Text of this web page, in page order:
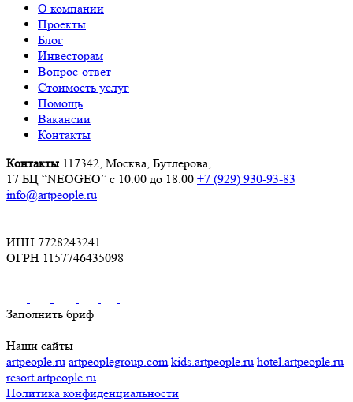
О компании
Проекты
Блог
Инвесторам
Вопрос-ответ
Стоимость услуг
Помощь
Вакансии
Контакты
Контакты 117342, Москва, Бутлерова,
17 БЦ “NEOGEO” с 10.00 до 18.00 +7 (929) 930-93-83
info@artpeople.ru
ИНН 7728243241
ОГРН 1157746435098
Заполнить бриф
Наши сайты
artpeople.ru artpeoplegroup.com kids.artpeople.ru hotel.artpeople.ru
resort.artpeople.ru
Политика конфиденциальности